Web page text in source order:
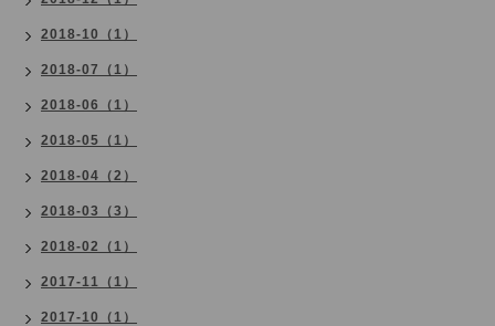
2018-10（1）
2018-07（1）
2018-06（1）
2018-05（1）
2018-04（2）
2018-03（3）
2018-02（1）
2017-11（1）
2017-10（1）